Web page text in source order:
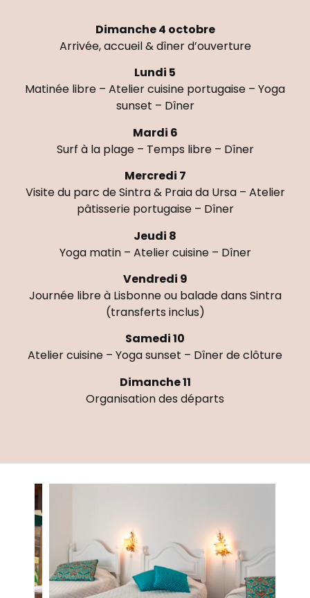
Dimanche 4 octobre
Arrivée, accueil & dîner d’ouverture
Lundi 5
Matinée libre – Atelier cuisine portugaise – Yoga
sunset – Dîner
Mardi 6
Surf à la plage – Temps libre – Dîner
Mercredi 7
Visite du parc de Sintra & Praia da Ursa – Atelier
pâtisserie portugaise – Dîner
Jeudi 8
Yoga matin – Atelier cuisine – Dîner
Vendredi 9
Journée libre à Lisbonne ou balade dans Sintra
(transferts inclus)
Samedi 10
Atelier cuisine – Yoga sunset – Dîner de clôture
Dimanche 11
Organisation des départs
Le lieu du séjour : Surf